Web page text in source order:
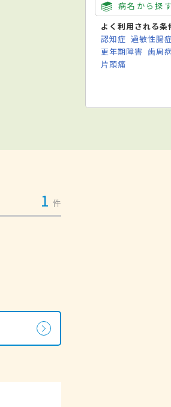
病名から探す
よく利用される条
認知症 過敏性腸
更年期障害 歯周
片頭痛
1 件